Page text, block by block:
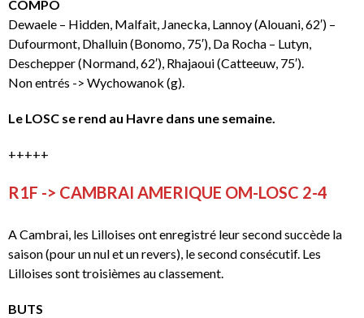
COMPO
Dewaele – Hidden, Malfait, Janecka, Lannoy (Alouani, 62′) –
Dufourmont, Dhalluin (Bonomo, 75′), Da Rocha – Lutyn,
Deschepper (Normand, 62′), Rhajaoui (Catteeuw, 75′).
Non entrés -> Wychowanok (g).
Le LOSC se rend au Havre dans une semaine.
+++++
R1F -> CAMBRAI AMERIQUE OM-LOSC 2-4
A Cambrai, les Lilloises ont enregistré leur second succède la
saison (pour un nul et un revers), le second consécutif. Les
Lilloises sont troisièmes au classement.
BUTS